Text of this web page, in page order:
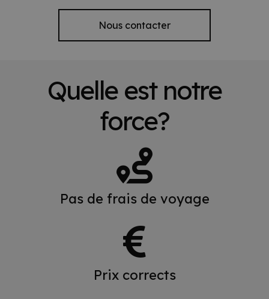
Nous contacter
Quelle est notre
force?
Pas de frais de voyage
Prix corrects